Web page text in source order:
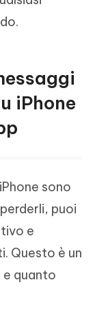
iPhone
sono
puoi
e
Questo è un
quanto